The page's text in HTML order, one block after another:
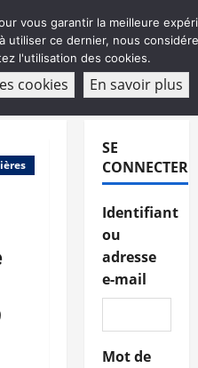
ABONNEMENT
SE
CONNECTER
Identifiant
ou
adresse
e-mail
Mot de
vous garantir la meilleure
utiliser ce dernier, nous
l'utilisation des cookies.
cookies En savoir plus